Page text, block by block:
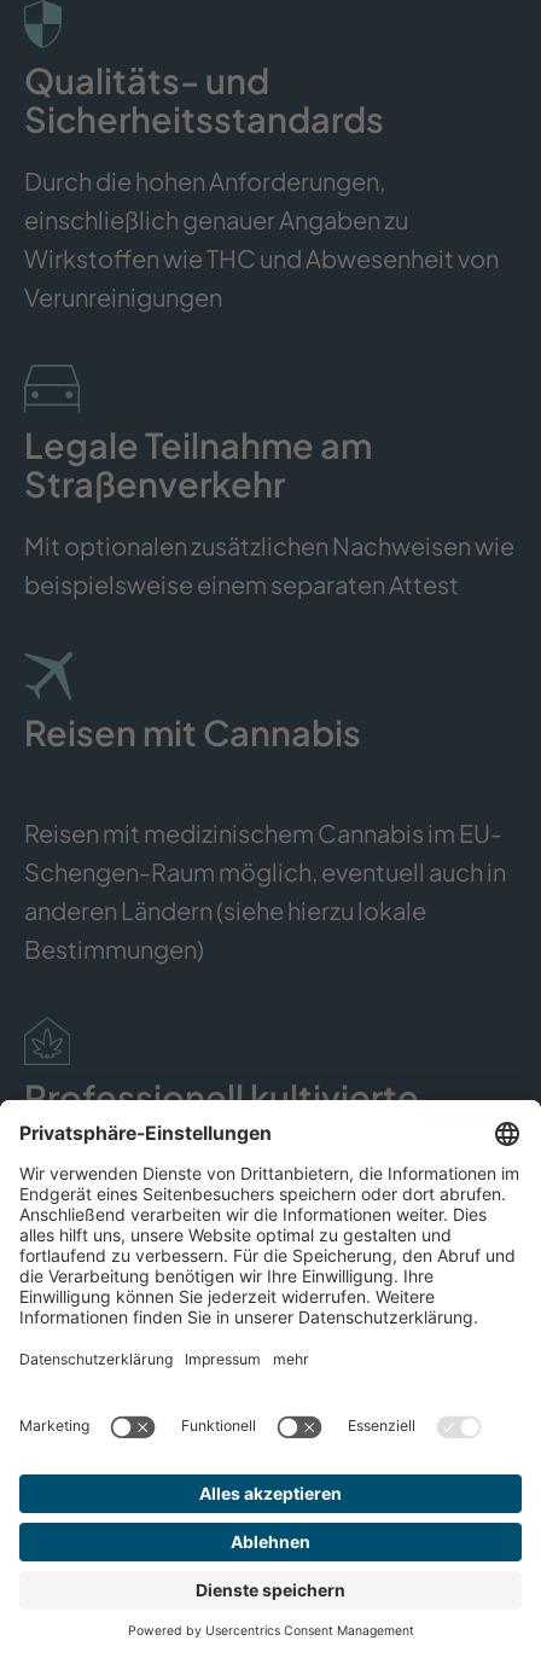
Qualitäts- und
Sicherheitsstandards
Durch die hohen Anforderungen,
einschließlich genauer Angaben zu
Wirkstoffen wie THC und Abwesenheit von
Verunreinigungen
Legale Teilnahme am
Straßenverkehr
Mit optionalen zusätzlichen Nachweisen wie
beispielsweise einem separaten Attest
Reisen mit Cannabis
Reisen mit medizinischem Cannabis im EU-
Schengen-Raum möglich, eventuell auch in
anderen Ländern (siehe hierzu lokale
Bestimmungen)
Professionell kultivierte
Medizin
Sachkundig und qualifiziert angebautes
Cannabis, beispielsweise von DEMECAN in
Deutschland
Umfangreiche Auswahl
Mitlerweile haben Apotheken eine Auswahl
von mehr als 200 Sorten, die als online
Versandapotheken die Medizin bis zur
Jetzt zum Newsletter anmelden